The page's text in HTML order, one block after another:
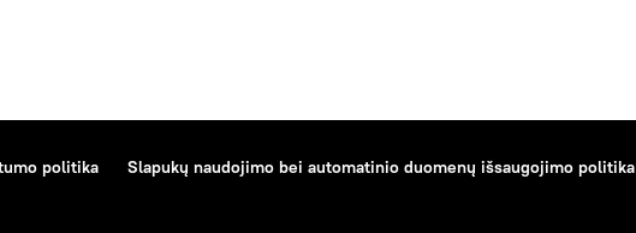
politika Slapukų naudojimo bei automatinio duomenų išsaugojimo politika